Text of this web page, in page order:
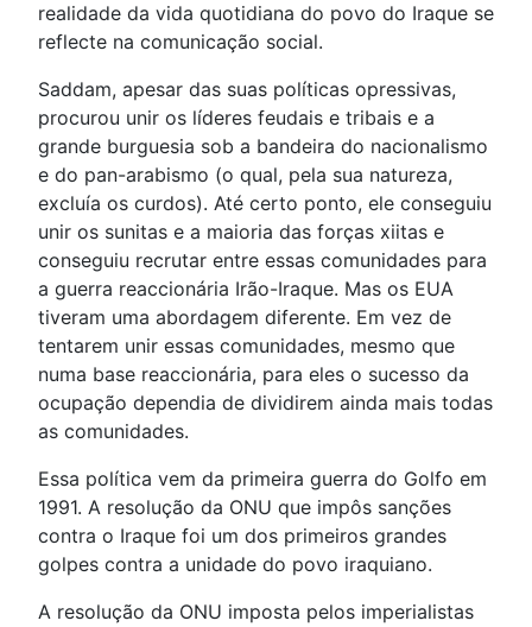
realidade da vida quotidiana do povo do Iraque se
reflecte na comunicação social.
Saddam, apesar das suas políticas opressivas,
procurou unir os líderes feudais e tribais e a
grande burguesia sob a bandeira do nacionalismo
e do pan-arabismo (o qual, pela sua natureza,
excluía os curdos). Até certo ponto, ele conseguiu
unir os sunitas e a maioria das forças xiitas e
conseguiu recrutar entre essas comunidades para
a guerra reaccionária Irão-Iraque. Mas os EUA
tiveram uma abordagem diferente. Em vez de
tentarem unir essas comunidades, mesmo que
numa base reaccionária, para eles o sucesso da
ocupação dependia de dividirem ainda mais todas
as comunidades.
Essa política vem da primeira guerra do Golfo em
1991. A resolução da ONU que impôs sanções
contra o Iraque foi um dos primeiros grandes
golpes contra a unidade do povo iraquiano.
A resolução da ONU imposta pelos imperialistas